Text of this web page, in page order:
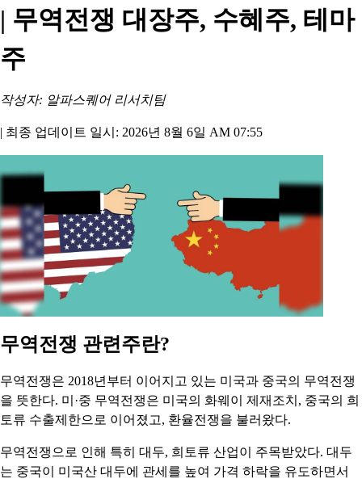
| 무역전쟁 대장주, 수혜주, 테마
주
작성자: 알파스퀘어 리서치팀
| 최종 업데이트 일시: 2026년 8월 6일 AM 07:55
무역전쟁 관련주란?
무역전쟁은 2018년부터 이어지고 있는 미국과 중국의 무역전쟁
을 뜻한다. 미·중 무역전쟁은 미국의 화웨이 제재조치, 중국의 희
토류 수출제한으로 이어졌고, 환율전쟁을 불러왔다.
무역전쟁으로 인해 특히 대두, 희토류 산업이 주목받았다. 대두
는 중국이 미국산 대두에 관세를 높여 가격 하락을 유도하면서